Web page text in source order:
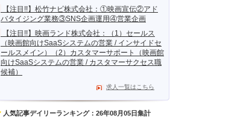
【注目!!】松竹ナビ株式会社：①映画宣伝②アド
バタイジング業務③SNS企画運用④営業企画
【注目!!】映画ランド株式会社：（1）セールス
（映画館向けSaaSシステムの営業 / インサイドセ
ールスメイン）（2）カスタマーサポート（映画館
向けSaaSシステムの営業 / カスタマーサクセス職
候補）
求人一覧はこちら
人気記事デイリーランキング：26年08月05日集計